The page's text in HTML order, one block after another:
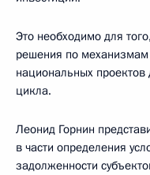
Это необходимо для
решения по
национальных
цикла.
Леонид Горнин
в части определения
задолженности